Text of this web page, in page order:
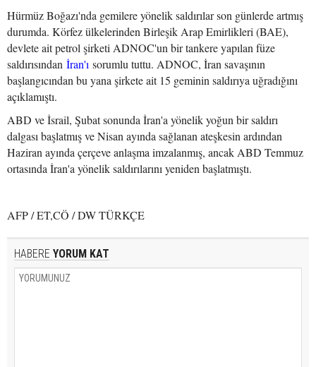
Hürmüz Boğazı'nda gemilere yönelik saldırılar son günlerde artmış
durumda. Körfez ülkelerinden Birleşik Arap Emirlikleri (BAE),
devlete ait petrol şirketi ADNOC'un bir tankere yapılan füze
saldırısından İran'ı sorumlu tuttu. ADNOC, İran savaşının
başlangıcından bu yana şirkete ait 15 geminin saldırıya uğradığını
açıklamıştı.
ABD ve İsrail, Şubat sonunda İran'a yönelik yoğun bir saldırı
dalgası başlatmış ve Nisan ayında sağlanan ateşkesin ardından
Haziran ayında çerçeve anlaşma imzalanmış, ancak ABD Temmuz
ortasında İran'a yönelik saldırılarını yeniden başlatmıştı.
AFP / ET,CÖ / DW TÜRKÇE
HABERE YORUM KAT